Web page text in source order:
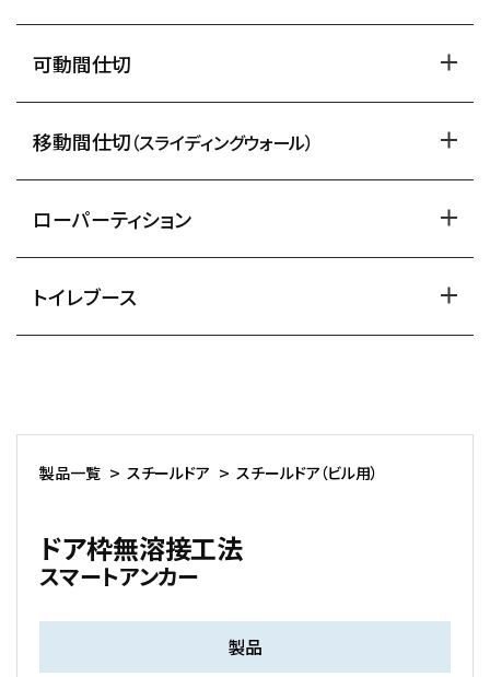
可動間仕切
移動間仕切（スライディングウォール）
ローパーティション
トイレブース
製品一覧 スチールドア スチールドア（ビル用）
ドア枠無溶接工法
スマートアンカー
製品